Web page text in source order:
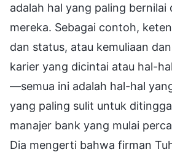
adalah hal yang paling bernilai
mereka. Sebagai contoh,
dan status, atau kemuliaan
karier yang dicintai atau hal-
—semua ini adalah hal-hal
yang paling sulit untuk
manajer bank yang mulai
Dia mengerti bahwa firman